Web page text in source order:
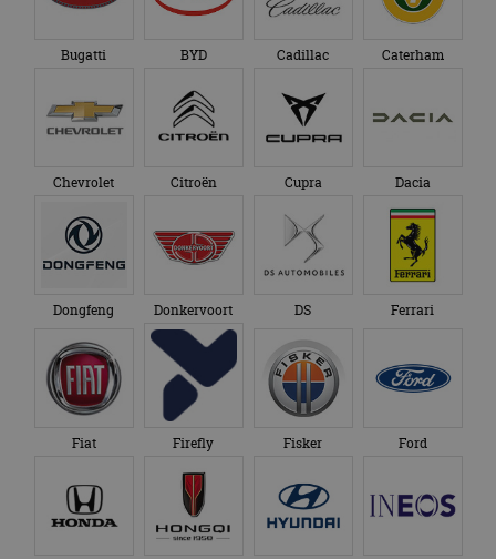
Bugatti BYD Cadillac Caterham
Chevrolet Citroën Cupra Dacia
Dongfeng Donkervoort DS Ferrari
Fiat Firefly Fisker Ford